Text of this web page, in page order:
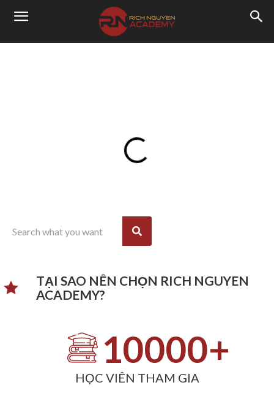
TẠI SAO NÊN CHỌN RICH NGUYEN
ACADEMY?​
10000+
HỌC VIÊN THAM GIA